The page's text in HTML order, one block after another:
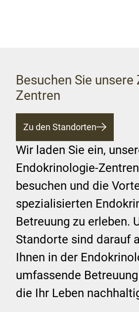
Besuchen Sie unsere
Zentren
Zu den Standorten
Wir laden Sie ein,
Endokrinologie-
besuchen und die
spezialisierten
Betreuung zu erleben.
Standorte sind darauf
Ihnen in der
umfassende
die Ihr Leben